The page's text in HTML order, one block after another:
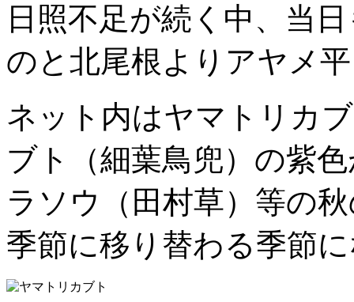
日照不足が続く中、当
のと北尾根よりアヤメ
ネット内はヤマトリカ
ブト（細葉鳥兜）の紫
ラソウ（田村草）等の
季節に移り替わる季節